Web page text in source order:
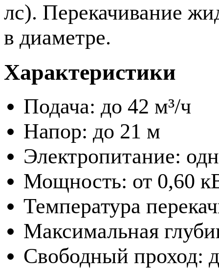
лс). Перекачивание
в диаметре.
Характеристики
Подача: до 42 м³/ч
Напор: до 21 м
Электропитание:
Мощность: от 0,60
Температура
Максимальная
Свободный проход: